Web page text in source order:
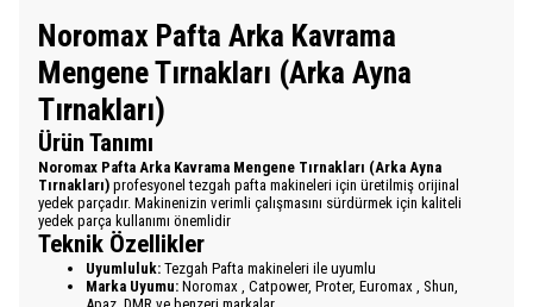
Noromax Pafta Arka Kavrama
Mengene Tırnakları (Arka Ayna
Tırnakları)
Ürün Tanımı
Noromax Pafta Arka Kavrama Mengene Tırnakları (Arka Ayna
Tırnakları) profesyonel tezgah pafta makineleri için üretilmiş orijinal
yedek parçadır. Makinenizin verimli çalışmasını sürdürmek için kaliteli
yedek parça kullanımı önemlidir
Teknik Özellikler
Uyumluluk: Tezgah Pafta makineleri ile uyumlu
Marka Uyumu: Noromax , Catpower, Proter, Euromax , Shun,